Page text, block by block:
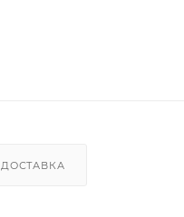
ДОСТАВКА